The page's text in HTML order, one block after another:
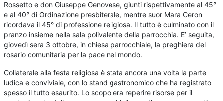
Rossetto e don Giuseppe Genovese, giunti rispettivamente al 45°
e al 40° di Ordinazione presbiterale, mentre suor Mara Ceron
ricordava il 45° di professione religiosa. Il tutto è culminato con il
pranzo insieme nella sala polivalente della parrocchia. E’ seguita,
giovedì sera 3 ottobre, in chiesa parrocchiale, la preghiera del
rosario comunitaria per la pace nel mondo.
Collaterale alla festa religiosa è stata ancora una volta la parte
ludica e conviviale, con lo stand gastronomico che ha registrato
spesso il tutto esaurito. Lo scopo era reperire risorse per il